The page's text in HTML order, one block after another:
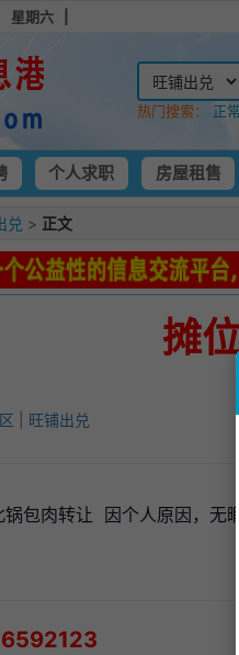
星期六 |
热门搜索： 正
个人求职 房屋租售
兑 > 正文
摊
旺铺出兑
包肉转让 因个人原因，无